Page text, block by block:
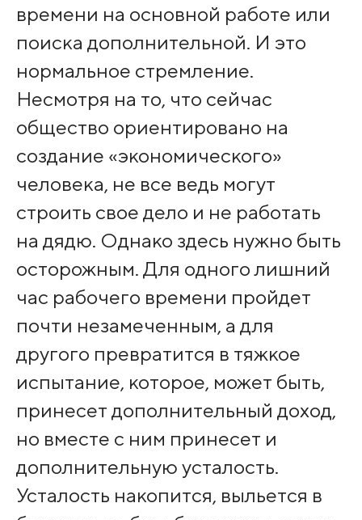
времени на основной работе или
поиска дополнительной. И это
нормальное стремление.
Несмотря на то, что сейчас
общество ориентировано на
создание «экономического»
человека, не все ведь могут
строить свое дело и не работать
на дядю. Однако здесь нужно быть
осторожным. Для одного лишний
час рабочего времени пройдет
почти незамеченным, а для
другого превратится в тяжкое
испытание, которое, может быть,
принесет дополнительный доход,
но вместе с ним принесет и
дополнительную усталость.
Усталость накопится, выльется в